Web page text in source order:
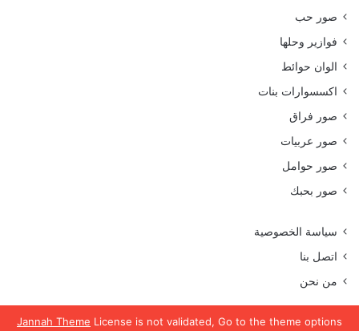
Jannah Theme License is not validated, Go to the theme options
صور حب
فوازير وحلها
الوان حوائط
اكسسوارات بنات
صور فراق
صور عربيات
صور حوامل
صور بحبك
سياسة الخصوصية
اتصل بنا
من نحن